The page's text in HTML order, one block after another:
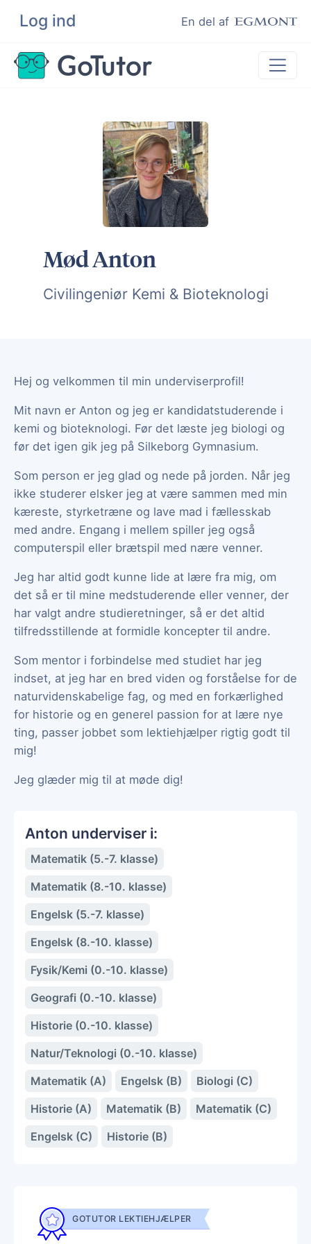
Log ind En del af
Søg
Lektiehjælp
Eksamenshjælp
Hjælp til ordblinde
Kundeudtalelser
Undervisere
Mød Anton
Civilingeniør Kemi & Bioteknologi
Hej og velkommen til min underviserprofil!
Mit navn er Anton og jeg er kandidatstuderende i
kemi og bioteknologi. Før det læste jeg biologi og
før det igen gik jeg på Silkeborg Gymnasium.
Som person er jeg glad og nede på jorden. Når jeg
ikke studerer elsker jeg at være sammen med min
kæreste, styrketræne og lave mad i fællesskab
med andre. Engang i mellem spiller jeg også
computerspil eller brætspil med nære venner.
Jeg har altid godt kunne lide at lære fra mig, om
det så er til mine medstuderende eller venner, der
har valgt andre studieretninger, så er det altid
tilfredsstillende at formidle koncepter til andre.
Som mentor i forbindelse med studiet har jeg
indset, at jeg har en bred viden og forståelse for de
naturvidenskabelige fag, og med en forkærlighed
for historie og en generel passion for at lære nye
ting, passer jobbet som lektiehjælper rigtig godt til
mig!
Jeg glæder mig til at møde dig!
Anton underviser i:
Matematik (5.-7. klasse)
Matematik (8.-10. klasse)
Engelsk (5.-7. klasse)
Engelsk (8.-10. klasse)
Fysik/Kemi (0.-10. klasse)
Geografi (0.-10. klasse)
Historie (0.-10. klasse)
Natur/Teknologi (0.-10. klasse)
Matematik (A)
Engelsk (B)
Biologi (C)
Historie (A)
Matematik (B)
Matematik (C)
Engelsk (C)
Historie (B)
GOTUTOR LEKTIEHJÆLPER